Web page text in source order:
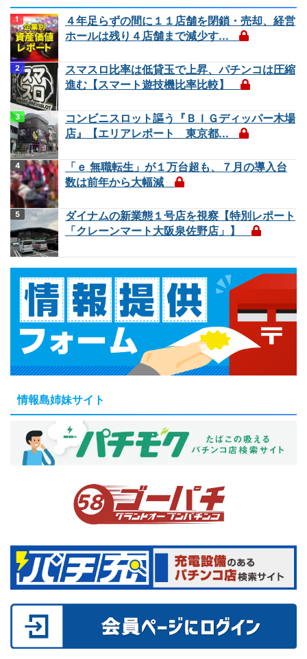
４年足らずの間に１１店舗を閉鎖・売却、経営
ホールは残り４店舗まで減少す...
スマスロ比率は低貸玉で上昇、パチンコは圧縮
進む【スマート遊技機比率比較】
コンビニスロット謳う『ＢＩＧディッパー木場
店』【エリアレポート 東京都...
「ｅ 無職転生」が１万台超も、７月の導入台
数は前年から大幅減
ダイナムの新業態１号店を視察【特別レポート
「クレーンマート大阪泉佐野店」】
情報島姉妹サイト